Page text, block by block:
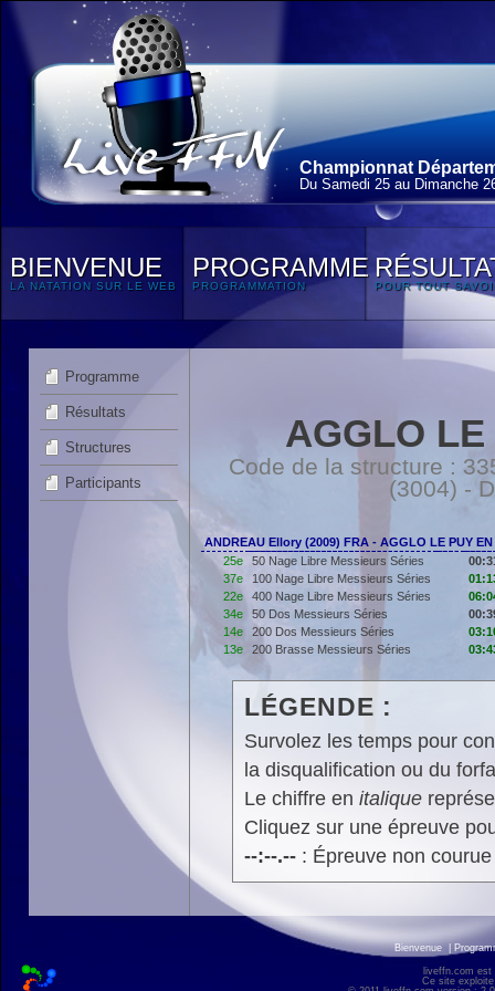
Championnat
Du Samedi 25 au Dimanche
BIENVENUE
LA NATATION SUR LE WEB
PROGRAMME
PROGRAMMATION POUR TOUT
Programme
Résultats
Structures
Participants
AGGLO LE
Code de la structure :
(3004) -
ANDREAU Ellory (2009) FRA - AGGLO LE PUY EN
25e
50 Nage Libre Messieurs Séries
37e
100 Nage Libre Messieurs Séries
22e
400 Nage Libre Messieurs Séries
34e
50 Dos Messieurs Séries
14e
200 Dos Messieurs Séries
13e
200 Brasse Messieurs Séries
LÉGENDE :
Survolez les temps pour
la disqualification ou du
Le chiffre en italique
Cliquez sur une épreuve
--:--.--: Épreuve non
Bienvenue
liveffn.com est
Ce site